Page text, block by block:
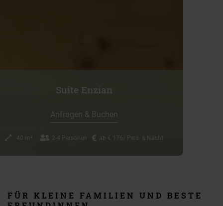
Suite Enzian
Anfragen & Buchen
40 m² 2-4 Personen ab € 176/ Pers. & Nacht
FÜR KLEINE FAMILIEN UND BESTE